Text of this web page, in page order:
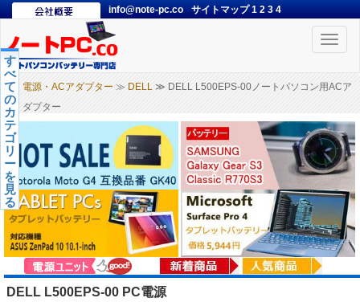
info@note-pc.co サイトマップ1 2 3 4
Toggle
電源・ACアダプター ≫ DELL ≫ DELL L500EPS-00ノートパソコン用ACア
ダプター
す
べ
て
の
カ
テ
ゴ
リ
ー
を
見
る
DELL L500EPS-00 PC電源